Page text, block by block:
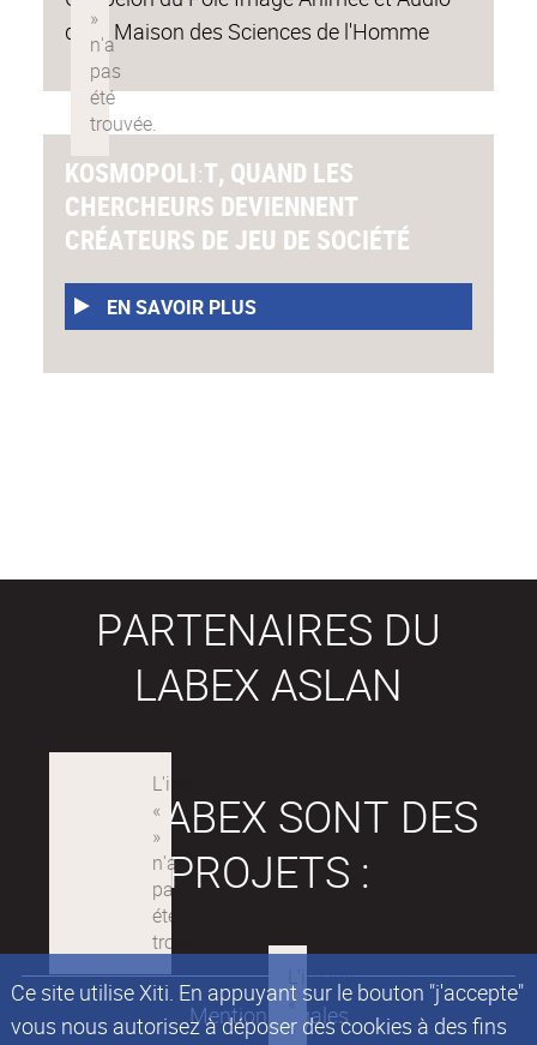
Ce site utilise Xiti. En appuyant sur le bouton "j'accepte"
vous nous autorisez à déposer des cookies à des fins
de la Maison des Sciences de l'Homme
KOSMOPOLIːT, QUAND LES
CHERCHEURS DEVIENNENT
CRÉATEURS DE JEU DE SOCIÉTÉ
EN SAVOIR PLUS
PARTENAIRES DU
LABEX ASLAN
LES LABEX SONT DES
PROJETS :
Mentions légales